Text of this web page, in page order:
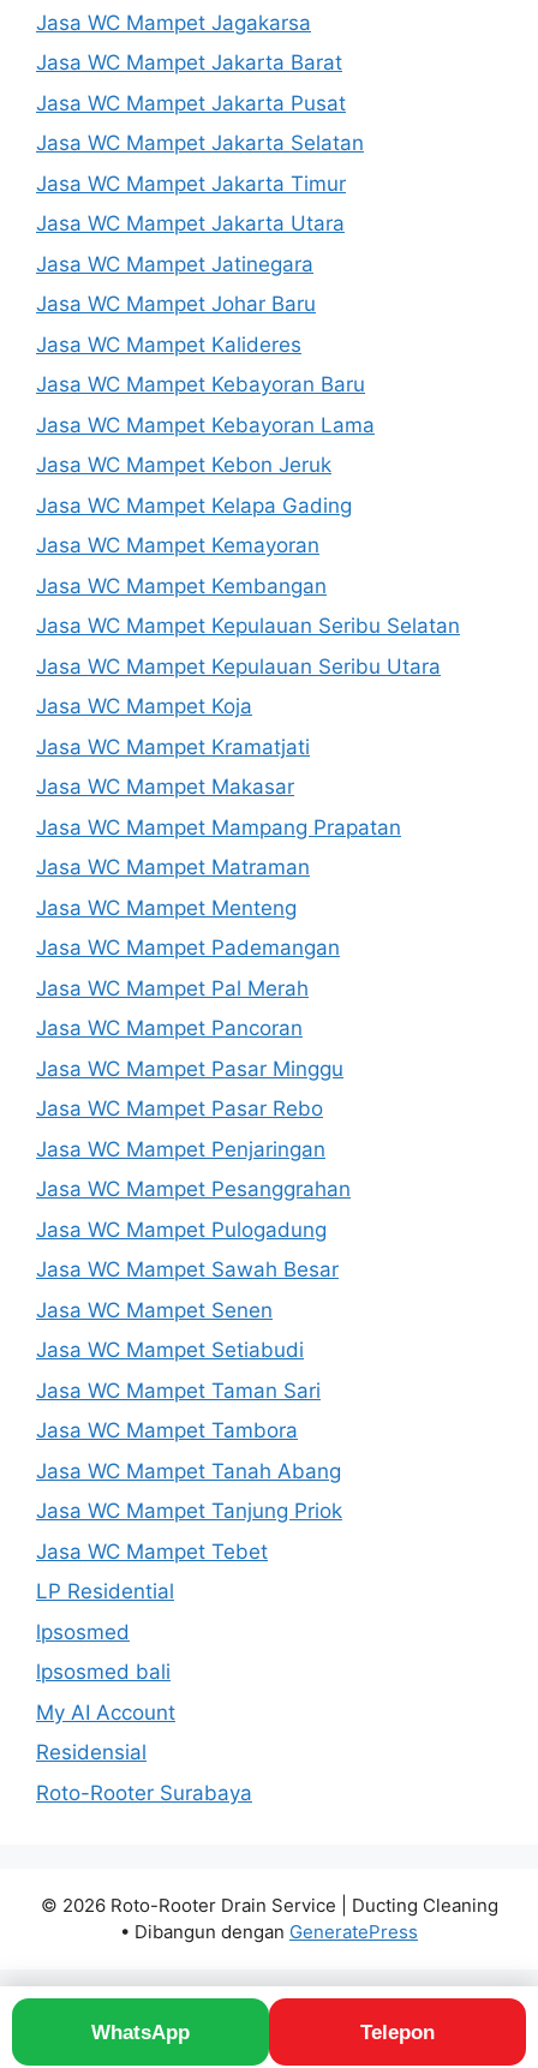
WhatsApp Telepon
Jasa WC Mampet Jagakarsa
Jasa WC Mampet Jakarta Barat
Jasa WC Mampet Jakarta Pusat
Jasa WC Mampet Jakarta Selatan
Jasa WC Mampet Jakarta Timur
Jasa WC Mampet Jakarta Utara
Jasa WC Mampet Jatinegara
Jasa WC Mampet Johar Baru
Jasa WC Mampet Kalideres
Jasa WC Mampet Kebayoran Baru
Jasa WC Mampet Kebayoran Lama
Jasa WC Mampet Kebon Jeruk
Jasa WC Mampet Kelapa Gading
Jasa WC Mampet Kemayoran
Jasa WC Mampet Kembangan
Jasa WC Mampet Kepulauan Seribu Selatan
Jasa WC Mampet Kepulauan Seribu Utara
Jasa WC Mampet Koja
Jasa WC Mampet Kramatjati
Jasa WC Mampet Makasar
Jasa WC Mampet Mampang Prapatan
Jasa WC Mampet Matraman
Jasa WC Mampet Menteng
Jasa WC Mampet Pademangan
Jasa WC Mampet Pal Merah
Jasa WC Mampet Pancoran
Jasa WC Mampet Pasar Minggu
Jasa WC Mampet Pasar Rebo
Jasa WC Mampet Penjaringan
Jasa WC Mampet Pesanggrahan
Jasa WC Mampet Pulogadung
Jasa WC Mampet Sawah Besar
Jasa WC Mampet Senen
Jasa WC Mampet Setiabudi
Jasa WC Mampet Taman Sari
Jasa WC Mampet Tambora
Jasa WC Mampet Tanah Abang
Jasa WC Mampet Tanjung Priok
Jasa WC Mampet Tebet
LP Residential
lpsosmed
lpsosmed bali
My AI Account
Residensial
Roto-Rooter Surabaya
© 2026 Roto-Rooter Drain Service | Ducting Cleaning
• Dibangun dengan GeneratePress